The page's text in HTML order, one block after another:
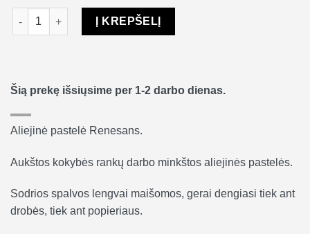
produkto kiekis: Aliejinė pastelė Renesans - Chromium green
Į KREPŠELĮ
Šią prekę išsiųsime per 1-2 darbo dienas.
Aliejinė pastelė Renesans.
Aukštos kokybės rankų darbo minkštos aliejinės pastelės.
Sodrios spalvos lengvai maišomos, gerai dengiasi tiek ant
drobės, tiek ant popieriaus.